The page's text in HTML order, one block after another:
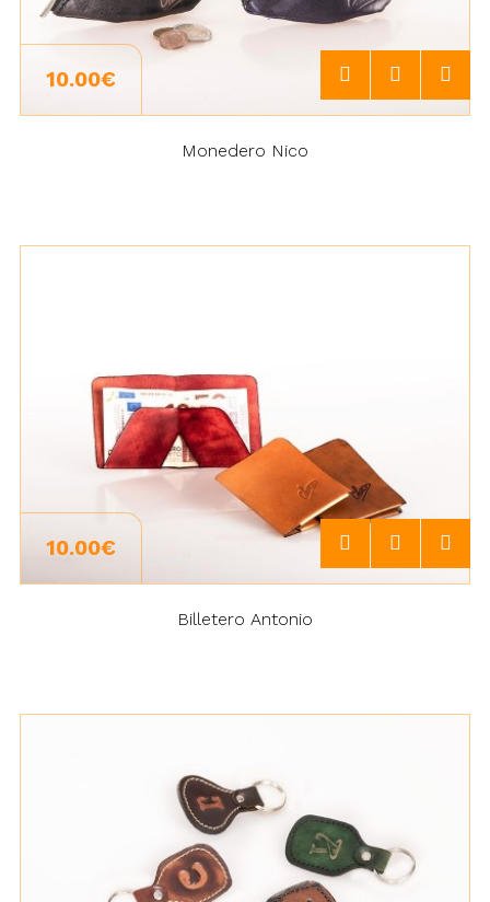
10.00€
Monedero Nico
10.00€
Billetero Antonio